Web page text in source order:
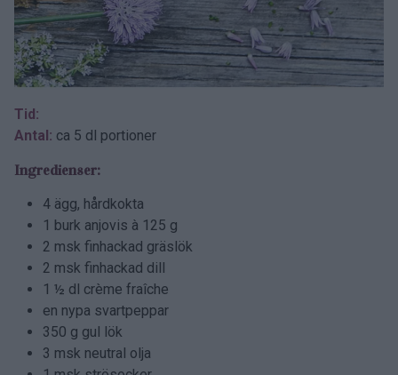
Tid:
Antal: ca 5 dl portioner
Ingredienser:
4 ägg, hårdkokta
1 burk anjovis à 125 g
2 msk finhackad gräslök
2 msk finhackad dill
1 ½ dl crème fraîche
en nypa svartpeppar
350 g gul lök
3 msk neutral olja